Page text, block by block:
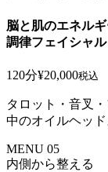
脳と肌のエネル
調律フェイシャ
120分¥20,000税込
タロット・音叉
中のオイルヘッ
MENU 05
内側から整える